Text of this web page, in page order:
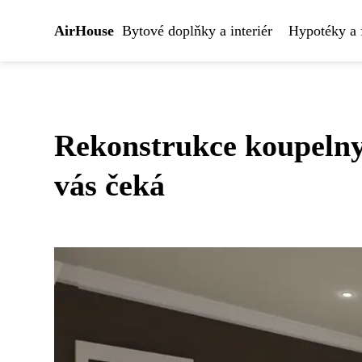
AirHouse Bytové doplňky a interiér Hypotéky a
Rekonstrukce
vás čeká